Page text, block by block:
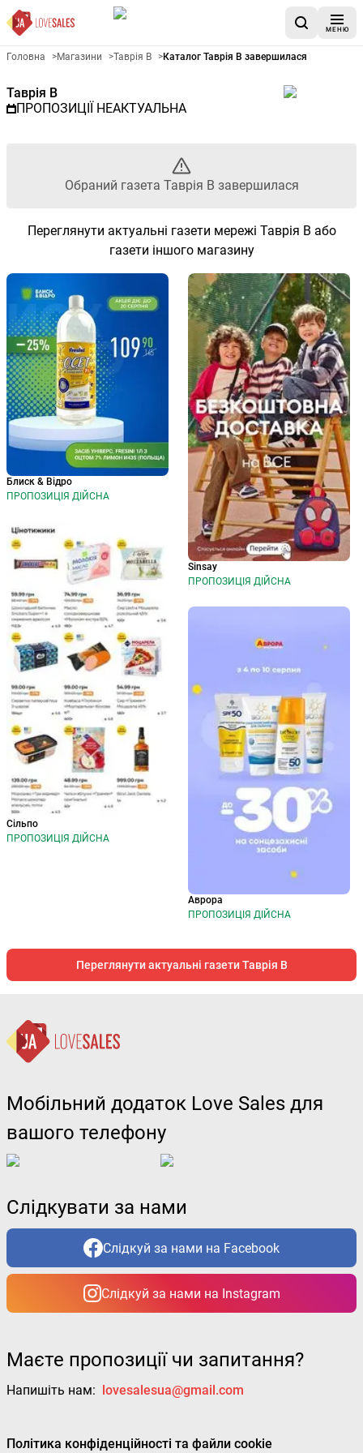
МЕНЮ
Рекламна газета Таврія В -
Головна >Магазини >Таврія В >Каталог Таврія В завершилася
Таврія В
ПРОПОЗИЦІЇ НЕАКТУАЛЬНА
Обраний газета Таврія В завершилася
Переглянути актуальні газети мережі Таврія В або
газети іншого магазину
Блиск & Відро
ПРОПОЗИЦІЯ ДІЙСНА
Сільпо
ПРОПОЗИЦІЯ ДІЙСНА
Sinsay
ПРОПОЗИЦІЯ ДІЙСНА
Аврора
ПРОПОЗИЦІЯ ДІЙСНА
Переглянути актуальні газети Таврія В
Мобільний додаток Love Sales для
вашого телефону
Слідкувати за нами
Слідкуй за нами на Facebook
Слідкуй за нами на Instagram
Маєте пропозиції чи запитання?
Напишіть нам: lovesalesua@gmail.com
Політика конфіденційності та файли cookie